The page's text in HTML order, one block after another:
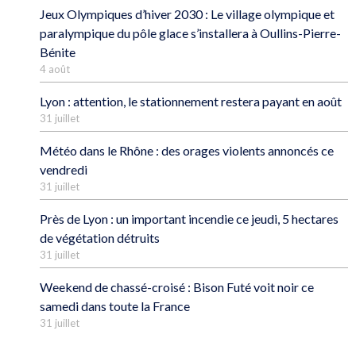
Jeux Olympiques d’hiver 2030 : Le village olympique et
paralympique du pôle glace s’installera à Oullins-Pierre-
Bénite
4 août
Lyon : attention, le stationnement restera payant en août
31 juillet
Météo dans le Rhône : des orages violents annoncés ce
vendredi
31 juillet
Près de Lyon : un important incendie ce jeudi, 5 hectares
de végétation détruits
31 juillet
Weekend de chassé-croisé : Bison Futé voit noir ce
samedi dans toute la France
31 juillet